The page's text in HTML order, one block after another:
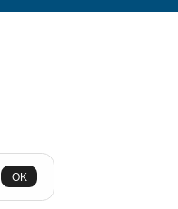
OK